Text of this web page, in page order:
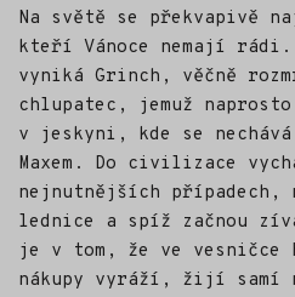
Na světě se překvapivě
kteří Vánoce nemají rádi.
vyniká Grinch, věčně
chlupatec, jemuž
v jeskyni, kde se nechává
Maxem. Do civilizace
nejnutnějších případech,
lednice a spíž začnou
je v tom, že ve vesničce
nákupy vyráží, žijí samí